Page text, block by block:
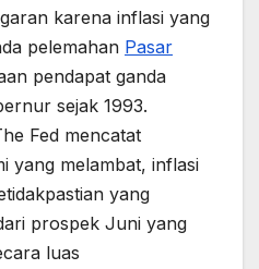
karena inflasi yang
pelemahan Pasar
pendapat ganda
sejak 1993.
Fed mencatat
yang melambat, inflasi
yang
prospek Juni yang
luas